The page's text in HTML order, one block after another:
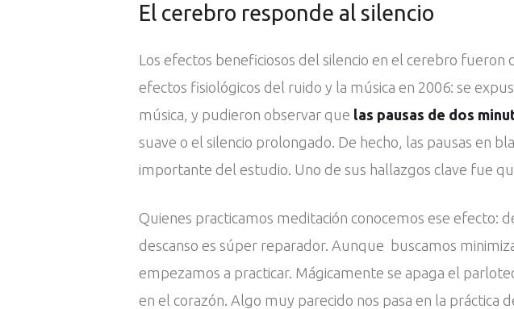
El cerebro responde al silencio
Los efectos beneficiosos del silencio en el cerebro
efectos fisiológicos del ruido y la música en 2006: se
música, y pudieron observar que las pausas de dos
suave o el silencio prolongado. De hecho, las pausas en
importante del estudio. Uno de sus hallazgos clave fue
Quienes practicamos meditación conocemos ese efecto:
descanso es súper reparador. Aunque buscamos
empezamos a practicar. Mágicamente se apaga el
en el corazón. Algo muy parecido nos pasa en la práctica